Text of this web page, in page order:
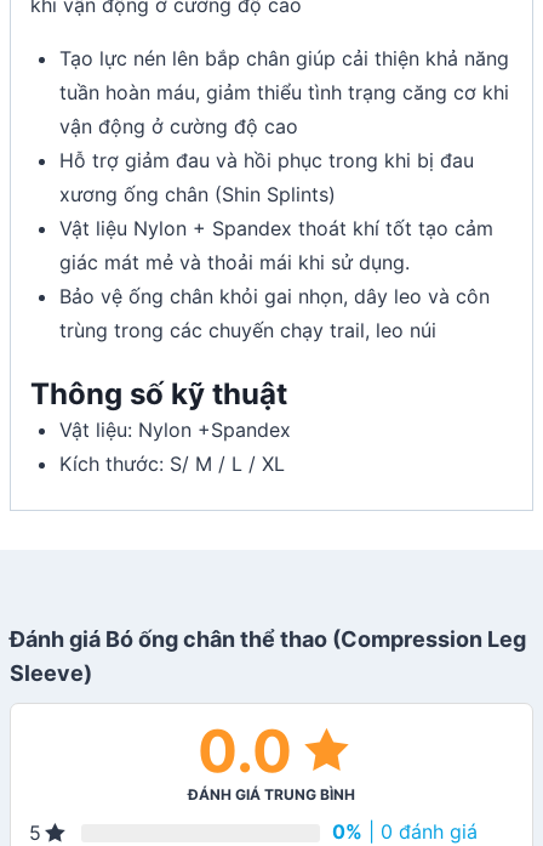
Tạo lực nén lên bắp chân giúp cải thiện khả năng
tuần hoàn máu, giảm thiểu tình trạng căng cơ khi
vận động ở cường độ cao
Hỗ trợ giảm đau và hồi phục trong khi bị đau
xương ống chân (Shin Splints)
Vật liệu Nylon + Spandex thoát khí tốt tạo cảm
giác mát mẻ và thoải mái khi sử dụng.
Bảo vệ ống chân khỏi gai nhọn, dây leo và côn
trùng trong các chuyến chạy trail, leo núi
Thông số kỹ thuật
Vật liệu: Nylon +Spandex
Kích thước: S/ M / L / XL
Đánh giá Bó ống chân thể thao (Compression Leg
Sleeve)
0.0
ĐÁNH GIÁ TRUNG BÌNH
5 0% | 0 đánh giá